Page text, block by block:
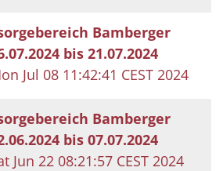
Bamberger
bis 21.07.2024
Jul 08 11:42:41 CEST 2024
Bamberger
bis 07.07.2024
Jun 22 08:21:57 CEST 2024